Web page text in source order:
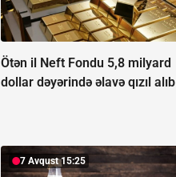
Ötən il Neft Fondu 5,8 milyard
dollar dəyərində əlavə qızıl alıb
7 Avqust 15:25